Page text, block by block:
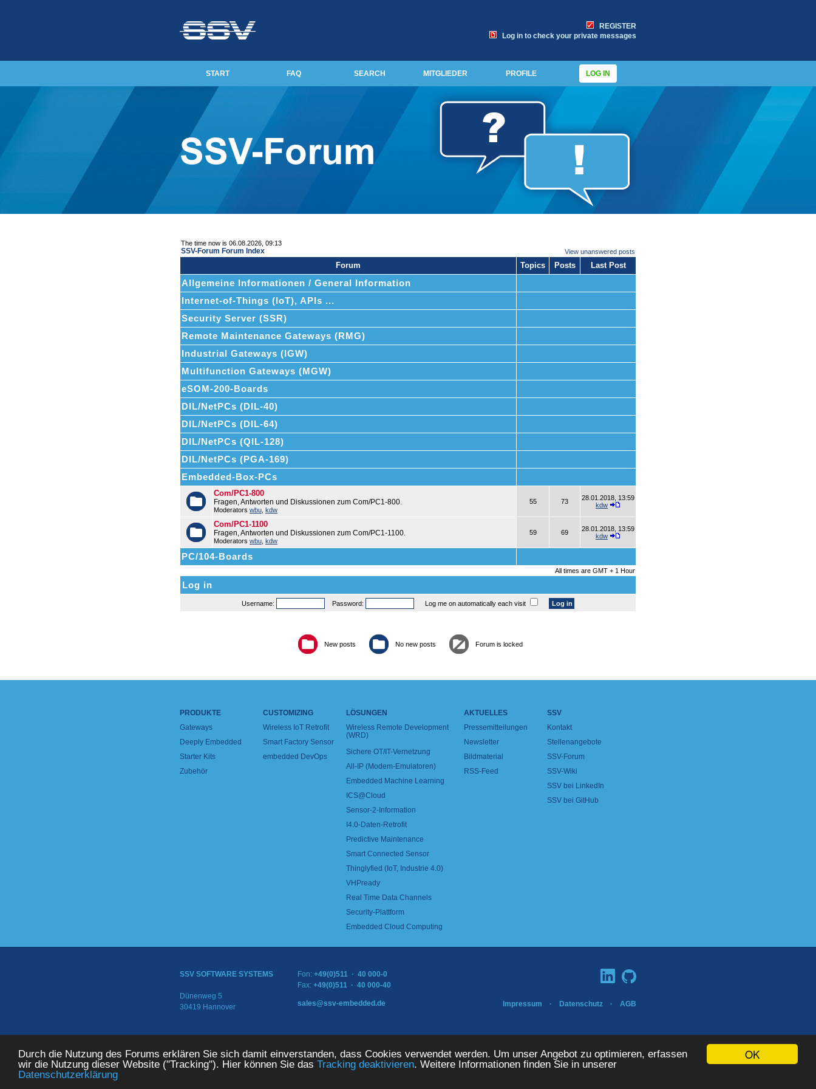
OK
Durch die Nutzung des Forums erklären Sie sich damit einverstanden, dass Cookies verwendet werden. Um unser Angebot zu optimieren, erfassen
wir die Nutzung dieser Website ("Tracking"). Hier können Sie das Tracking deaktivieren. Weitere Informationen finden Sie in unserer
Datenschutzerklärung
REGISTER
Log in to check your private messages
START FAQ SEARCH MITGLIEDER PROFILE LOG IN
The time now is 06.08.2026, 09:13
SSV-Forum Forum Index View unanswered posts
Forum Topics Posts Last Post
Allgemeine Informationen / General Information
Internet-of-Things (IoT), APIs ...
Security Server (SSR)
Remote Maintenance Gateways (RMG)
Industrial Gateways (IGW)
Multifunction Gateways (MGW)
eSOM-200-Boards
DIL/NetPCs (DIL-40)
DIL/NetPCs (DIL-64)
DIL/NetPCs (QIL-128)
DIL/NetPCs (PGA-169)
Embedded-Box-PCs
Com/PC1-800
Fragen, Antworten und Diskussionen zum Com/PC1-800.
Moderators wbu kdw
55 73
28.01.2018, 13:59
kdw
Com/PC1-1100
Fragen, Antworten und Diskussionen zum Com/PC1-1100.
Moderators wbu kdw
59 69
28.01.2018, 13:59
kdw
PC/104-Boards
All times are GMT + 1 Hour
Log in
Username: Password: Log me on automatically each visit
New posts No new posts Forum is locked
PRODUKTE
Gateways
Deeply Embedded
Starter Kits
Zubehör
CUSTOMIZING
Wireless IoT Retrofit
Smart Factory Sensor
embedded DevOps
LÖSUNGEN
Wireless Remote Development
(WRD)
Sichere OT/IT-Vernetzung
All-IP (Modem-Emulatoren)
Embedded Machine Learning
ICS@Cloud
Sensor-2-Information
I4.0-Daten-Retrofit
Predictive Maintenance
Smart Connected Sensor
Thinglyfied (IoT, Industrie 4.0)
VHPready
Real Time Data Channels
Security-Plattform
Embedded Cloud Computing
AKTUELLES
Pressemitteilungen
Newsletter
Bildmaterial
RSS-Feed
SSV
Kontakt
Stellenangebote
SSV-Forum
SSV-Wiki
SSV bei LinkedIn
SSV bei GitHub
SSV SOFTWARE SYSTEMS
Dünenweg 5
30419 Hannover
Fon: +49(0)511 · 40 000-0
Fax: +49(0)511 · 40 000-40
sales@ssv-embedded.de Impressum · Datenschutz · AGB